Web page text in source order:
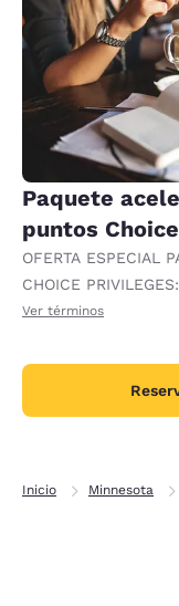
Paquete
puntos
OFERTA ESPECIAL
CHOICE
recompensas al
Ver términos
Inicio Minnesota